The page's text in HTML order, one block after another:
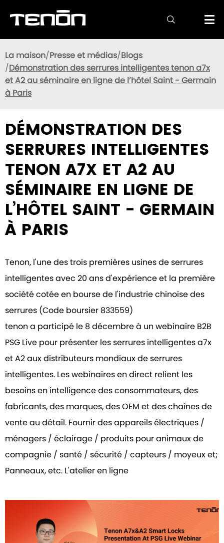

La maison Presse et médias Blogs
Démonstration des serrures intelligentes tenon a7x
et A2 au séminaire en ligne de l’hôtel Saint - Germain
à Paris
DÉMONSTRATION DES
SERRURES INTELLIGENTES
TENON A7X ET A2 AU
SÉMINAIRE EN LIGNE DE
L’HÔTEL SAINT - GERMAIN
À PARIS
Tenon, l'une des trois premières usines de serrures
intelligentes avec 20 ans d'expérience et la première
société cotée en bourse de l'industrie chinoise des
serrures (Code boursier 833559)
tenon a participé le 8 décembre à un webinaire B2B
PSG Live pour présenter les serrures intelligentes a7x
et A2 aux distributeurs mondiaux de serrures
intelligentes. Les webinaires en direct relient les
besoins en intelligence des consommateurs, des
fabricants, des marques, des OEM et des chaînes de
vente au détail. Fournir des appareils électriques /
ménagers / éclairage / produits pour animaux de
compagnie / santé / sécurité / capteurs / moyeux et;
Panneaux, etc. L'atelier en ligne